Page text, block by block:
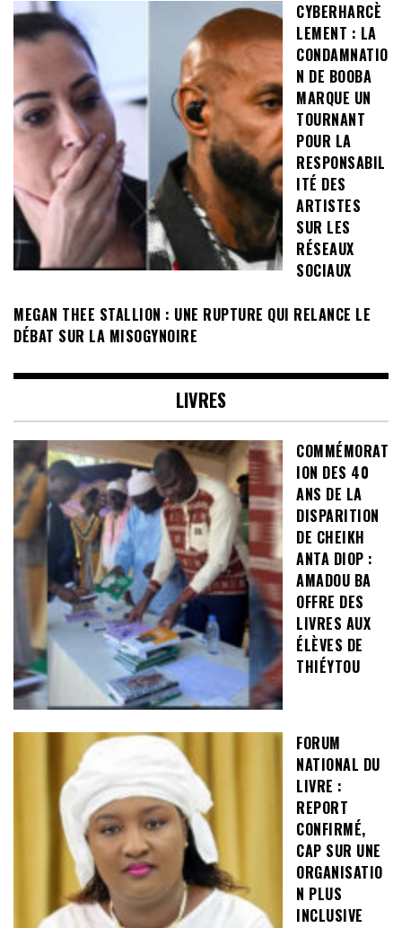
CYBERHARCÈ
LEMENT : LA
CONDAMNATIO
N DE BOOBA
MARQUE UN
TOURNANT
POUR LA
RESPONSABIL
ITÉ DES
ARTISTES
SUR LES
RÉSEAUX
SOCIAUX
MEGAN THEE STALLION : UNE RUPTURE QUI RELANCE LE
DÉBAT SUR LA MISOGYNOIRE
LIVRES
COMMÉMORAT
ION DES 40
ANS DE LA
DISPARITION
DE CHEIKH
ANTA DIOP :
AMADOU BA
OFFRE DES
LIVRES AUX
ÉLÈVES DE
THIÉYTOU
FORUM
NATIONAL DU
LIVRE :
REPORT
CONFIRMÉ,
CAP SUR UNE
ORGANISATIO
N PLUS
INCLUSIVE